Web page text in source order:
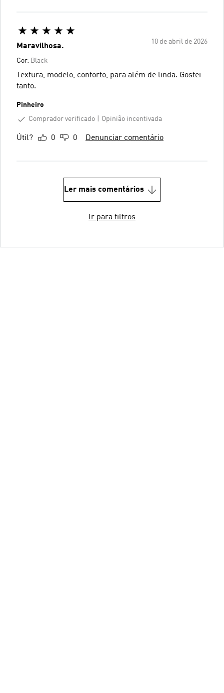
10 de abril de 2026
Maravilhosa.
Cor: Black
Textura, modelo, conforto, para além de linda. Gostei
tanto.
Pinheiro
Comprador verificado
Opinião incentivada
Útil? 0 0 Denunciar comentário
Ler mais comentários
Ir para filtros